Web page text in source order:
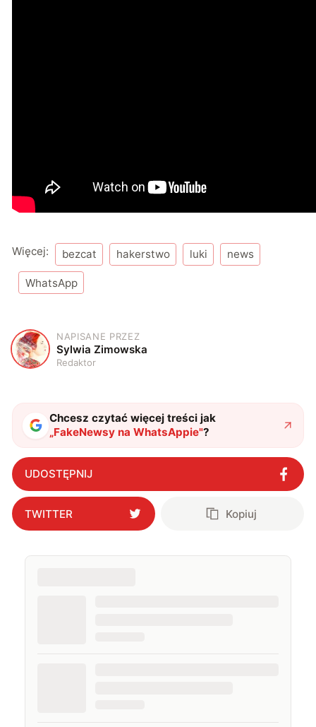
Więcej: bezcat hakerstwo luki news
WhatsApp
S
NAPISANE PRZEZ
Sylwia Zimowska
Redaktor
Chcesz czytać więcej treści jak
„FakeNewsy na WhatsAppie"?
UDOSTĘPNIJ
TWITTER Kopiuj